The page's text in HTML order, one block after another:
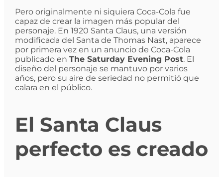
Pero originalmente ni siquiera Coca-Cola fue
capaz de crear la imagen más popular del
personaje. En 1920 Santa Claus, una versión
modificada del Santa de Thomas Nast, aparece
por primera vez en un anuncio de Coca-Cola
publicado en The Saturday Evening Post. El
diseño del personaje se mantuvo por varios
años, pero su aire de seriedad no permitió que
calara en el público.
El Santa Claus
perfecto es creado